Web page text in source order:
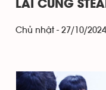
LAI CÙNG
Chủ nhật - 27/10/2024